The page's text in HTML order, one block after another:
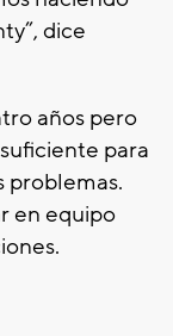
dice
años pero
para
problemas.
en equipo